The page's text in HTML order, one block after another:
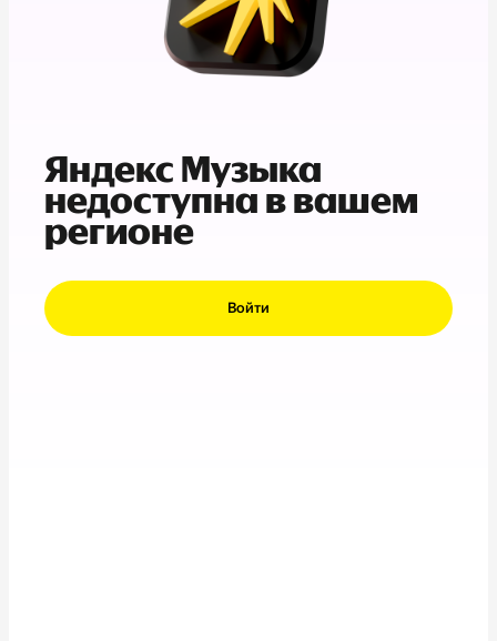
Яндекс Музыка
недоступна в вашем
регионе
Войти